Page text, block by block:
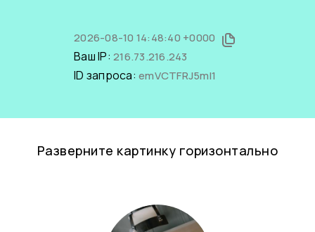
2026-08-10 14:48:40 +0000
Ваш IP: 216.73.216.243
ID запроса: emVCTFRJ5mI1
Разверните картинку горизонтально